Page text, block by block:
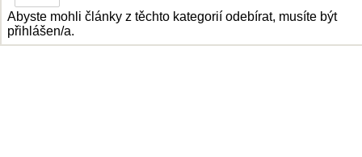
Abyste mohli články z těchto kategorií odebírat, musíte být
přihlášen/a.